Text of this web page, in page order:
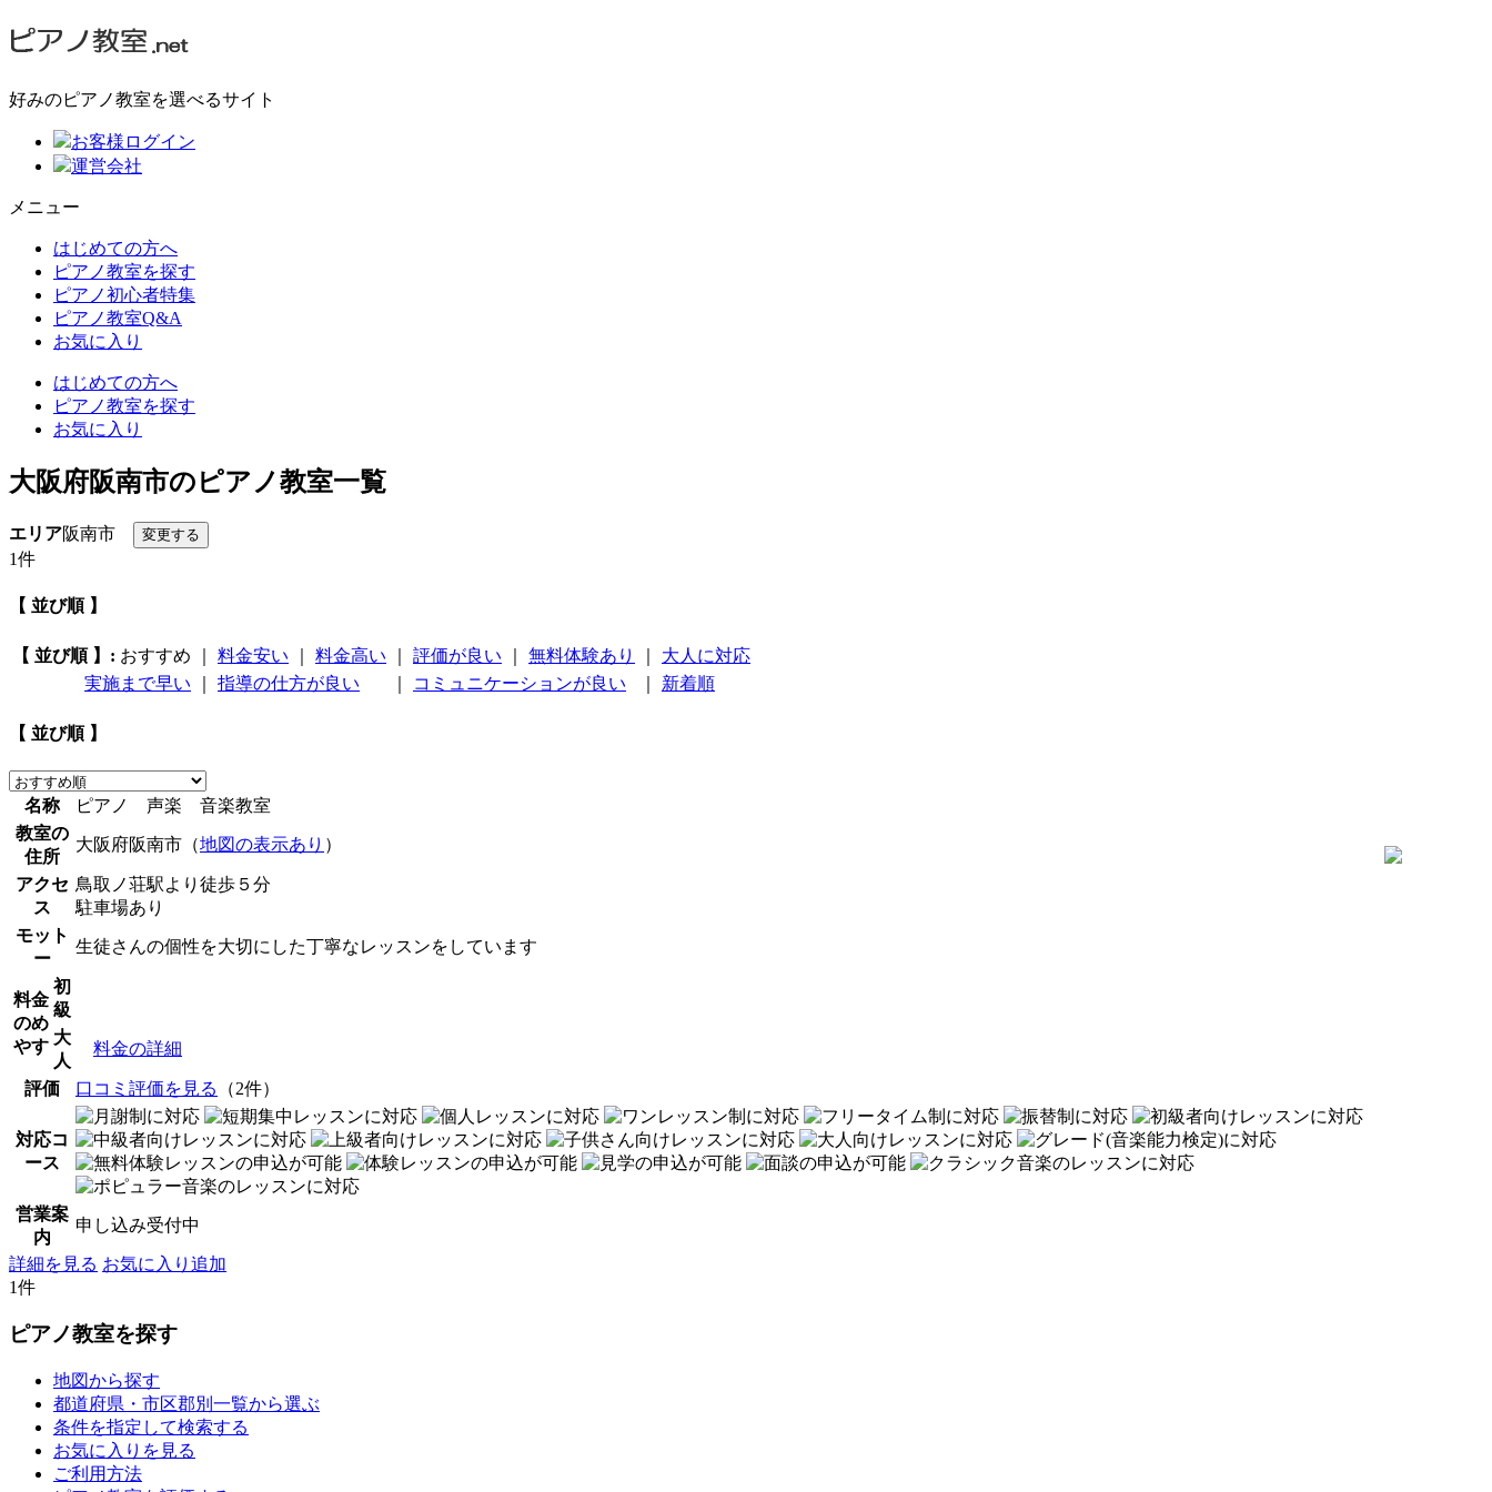
好みのピアノ教室を選べるサイト
お客様ログイン
運営会社
メニュー
はじめての方へ
ピアノ教室を探す
ピアノ初心者特集
ピアノ教室Q&A
お気に入り
はじめての方へ
ピアノ教室を探す
お気に入り
大阪府阪南市のピアノ教室一覧
エリア阪南市
1件
【 並び順 】
【 並び順 】: おすすめ 料金安い 料金高い 評価が良い 無料体験あり
大人に対応
実施まで早い
指導の仕方が良い コミュニケーションが良い 新着順
【 並び順 】
名称
ピアノ 声楽 音楽教室
教室の
住所
大阪府阪南市（地図の表示あり ）
アクセ
ス
鳥取ノ荘駅より徒歩５分
駐車場あり
モット
ー
生徒さんの個性を大切にした丁寧なレッスンをしています
料金
のめ
やす
初
級
大
人
料金の詳細
評価 口コミ評価を見る （2件）
対応コ
ース
営業案
内
申し込み受付中
詳細を見る お気に入り追加
1件
ピアノ教室を探す
地図から探す
都道府県・市区郡別一覧から選ぶ
条件を指定して検索する
お気に入りを見る
ご利用方法